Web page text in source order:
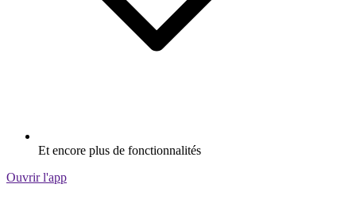
Et encore plus de fonctionnalités
Ouvrir l'app